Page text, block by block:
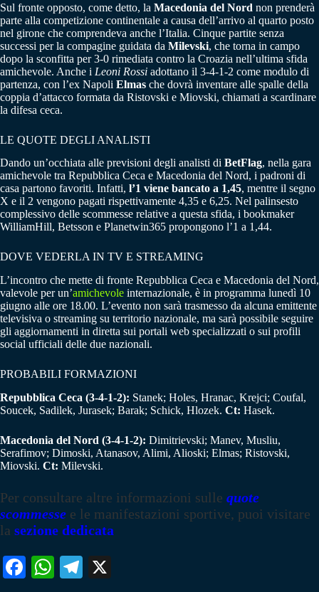
Sul fronte opposto, come detto, la Macedonia del Nord non prenderà
parte alla competizione continentale a causa dell’arrivo al quarto posto
nel girone che comprendeva anche l’Italia. Cinque partite senza
successi per la compagine guidata da Milevski, che torna in campo
dopo la sconfitta per 3-0 rimediata contro la Croazia nell’ultima sfida
amichevole. Anche i Leoni Rossi adottano il 3-4-1-2 come modulo di
partenza, con l’ex Napoli Elmas che dovrà inventare alle spalle della
coppia d’attacco formata da Ristovski e Miovski, chiamati a scardinare
la difesa ceca.
LE QUOTE DEGLI ANALISTI
Dando un’occhiata alle previsioni degli analisti di BetFlag, nella gara
amichevole tra Repubblica Ceca e Macedonia del Nord, i padroni di
casa partono favoriti. Infatti, l’1 viene bancato a 1,45, mentre il segno
X e il 2 vengono pagati rispettivamente 4,35 e 6,25. Nel palinsesto
complessivo delle scommesse relative a questa sfida, i bookmaker
WilliamHill, Betsson e Planetwin365 propongono l’1 a 1,44.
DOVE VEDERLA IN TV E STREAMING
L’incontro che mette di fronte Repubblica Ceca e Macedonia del Nord,
valevole per un’amichevole internazionale, è in programma lunedì 10
giugno alle ore 18.00. L’evento non sarà trasmesso da alcuna emittente
televisiva o streaming su territorio nazionale, ma sarà possibile seguire
gli aggiornamenti in diretta sui portali web specializzati o sui profili
social ufficiali delle due nazionali.
PROBABILI FORMAZIONI
Repubblica Ceca (3-4-1-2): Stanek; Holes, Hranac, Krejci; Coufal,
Soucek, Sadilek, Jurasek; Barak; Schick, Hlozek. Ct: Hasek.
Macedonia del Nord (3-4-1-2): Dimitrievski; Manev, Musliu,
Serafimov; Dimoski, Atanasov, Alimi, Alioski; Elmas; Ristovski,
Miovski. Ct: Milevski.
Per consultare altre informazioni sulle quote
scommesse e le manifestazioni sportive, puoi visitare
la sezione dedicata
Fa W
Te